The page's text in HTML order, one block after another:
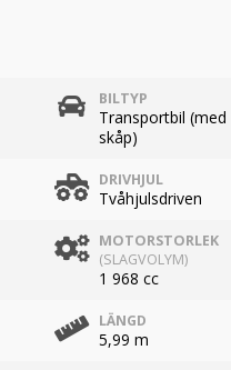
BILTYP
Transportbil (med
skåp)
DRIVHJUL
Tvåhjulsdriven
MOTORSTORLEK
(SLAGVOLYM)
1 968 cc
LÄNGD
5,99 m